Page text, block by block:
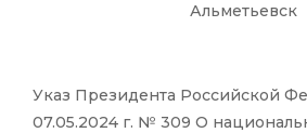
Альметьевск
Указ Президента Российской
07.05.2024 г. № 309 О